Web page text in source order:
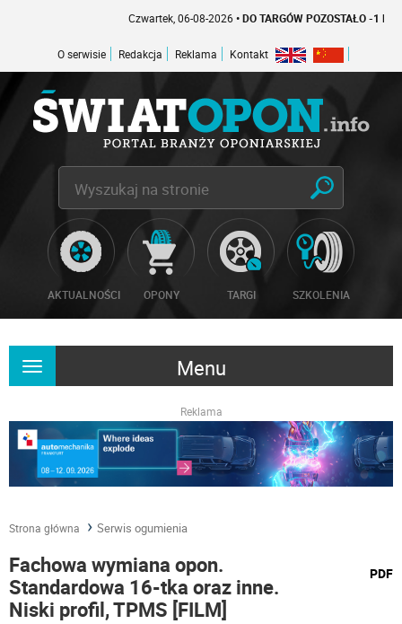
Czwartek, 06-08-2026• DO TARGÓW POZOSTAŁO -1 DNI
O serwisie Redakcja Reklama Kontakt
AKTUALNOŚCI OPONY TARGI SZKOLENIA
Menu
Rozwiń
Reklama
Strona główna Serwis ogumienia
Fachowa wymiana opon.
Standardowa 16-tka oraz inne.
Niski profil, TPMS [FILM]
PDF